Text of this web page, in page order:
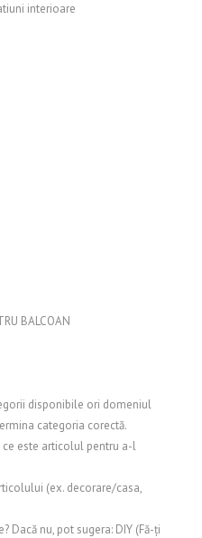
interioare
BALCOAN
disponibile ori domeniul
categoria corectă.
ce este articolul pentru a-l
(ex. decorare/casa,
Dacă nu, pot sugera: DIY (Fă-ți